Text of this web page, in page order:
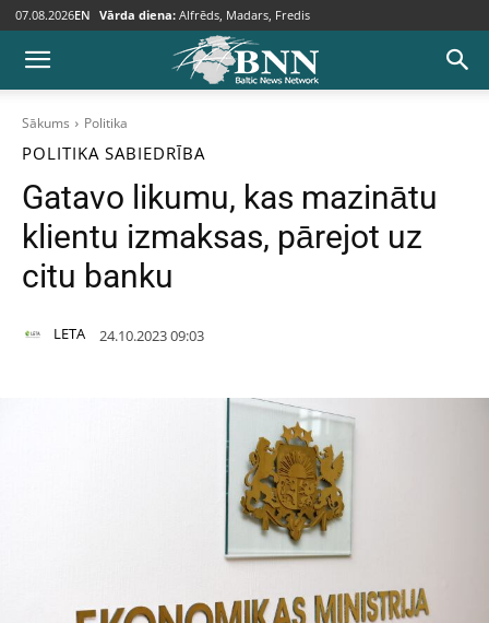
07.08.2026EN Vārda diena: Alfrēds, Madars, Fredis
Sākums Politika
POLITIKA SABIEDRĪBA
Gatavo likumu, kas mazinātu
klientu izmaksas, pārejot uz
citu banku
LETA 24.10.2023 09:03